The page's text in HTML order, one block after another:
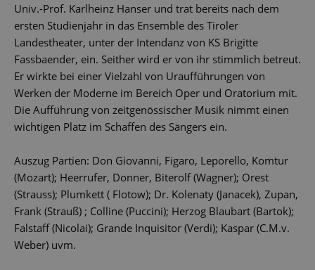
Univ.-Prof. Karlheinz Hanser und trat bereits nach dem
ersten Studienjahr in das Ensemble des Tiroler
Landestheater, unter der Intendanz von KS Brigitte
Fassbaender, ein. Seither wird er von ihr stimmlich betreut.
Er wirkte bei einer Vielzahl von Uraufführungen von
Werken der Moderne im Bereich Oper und Oratorium mit.
Die Aufführung von zeitgenössischer Musik nimmt einen
wichtigen Platz im Schaffen des Sängers ein.
Auszug Partien: Don Giovanni, Figaro, Leporello, Komtur
(Mozart); Heerrufer, Donner, Biterolf (Wagner); Orest
(Strauss); Plumkett ( Flotow); Dr. Kolenaty (Janacek), Zupan,
Frank (Strauß) ; Colline (Puccini); Herzog Blaubart (Bartok);
Falstaff (Nicolai); Grande Inquisitor (Verdi); Kaspar (C.M.v.
Weber) uvm.